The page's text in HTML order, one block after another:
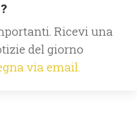
Ricevi una
del giorno
via email.